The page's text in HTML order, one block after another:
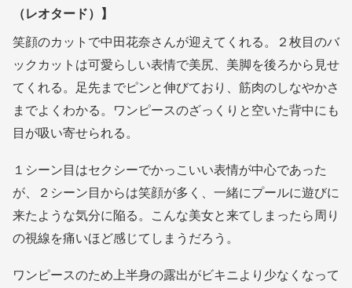
（レオタード）】
笑顔のカットで中田花奈さんが迎えてくれる。２枚目のバ
ックカットは可愛らしい表情で美尻、美脚を後ろから見せ
てくれる。足先までピンと伸びており、筋肉のしなやかさ
までよくわかる。ワンピースのざっくりと空いた背中にも
目が吸い寄せられる。
１シーン目はセクシーでかっこいい表情が中心であった
が、２シーン目からは笑顔が多く、一緒にプールに遊びに
来たような気分に陥る。こんな美女と来てしまったら周り
の視線を痛いほど感じてしまうだろう。
ワンピースのため上半身の露出がビキニより少なくなって